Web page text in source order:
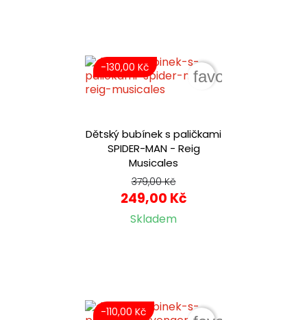
Dětský bubínek s paličkami
SPIDER-MAN - Reig
Musicales
379,00 Kč
249,00 Kč
Skladem
-130,00 Kč
favorite_border
-110,00 Kč